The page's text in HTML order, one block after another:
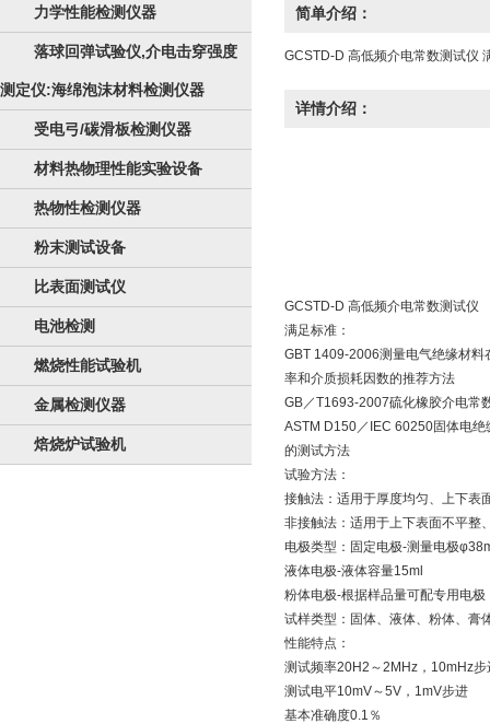
力学性能检测仪器
落球回弹试验仪,介电击穿强度
测定仪:海绵泡沫材料检测仪器
受电弓/碳滑板检测仪器
材料热物理性能实验设备
热物性检测仪器
粉末测试设备
比表面测试仪
电池检测
燃烧性能试验机
金属检测仪器
焙烧炉试验机
简单介绍：
GCSTD-D 高低频介电常数测试仪
详情介绍：
GCSTD-D 高低频介电常数测试仪
满足标准：
GBT 1409-2006测量电气绝缘材
率和介质损耗因数的推荐方法
GB／T1693-2007硫化橡胶介电常
ASTM D150／IEC 60250固体电
的测试方法
试验方法：
接触法：适用于厚度均匀、上下表
非接触法：适用于上下表面不平整
电极类型：固定电极-测量电极
液体电极-液体容量15ml
粉体电极-根据样品量可配专用电极
试样类型：固体、液体、粉体、膏
性能特点：
测试频率20H2～2MHz，10mHz步
测试电平10mV～5V，1mV步进
基本准确度0.1％